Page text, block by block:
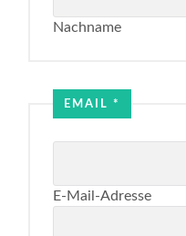
Nachname
Name
EMAIL*
E-Mail-Adresse